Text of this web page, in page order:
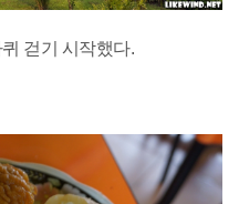
걷기 시작했다.